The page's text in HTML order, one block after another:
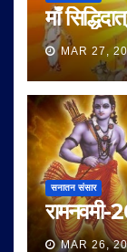
माँ
MAR 27,
सनातन संसार
रामनवमी-
MAR 26,